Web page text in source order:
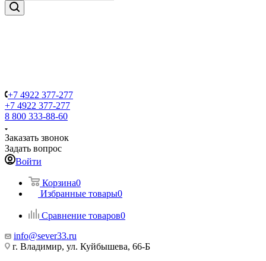
+7 4922 377-277
+7 4922 377-277
8 800 333-88-60
Заказать звонок
Задать вопрос
Войти
Корзина0
Избранные товары0
Сравнение товаров0
info@sever33.ru
г. Владимир, ул. Куйбышева, 66-Б